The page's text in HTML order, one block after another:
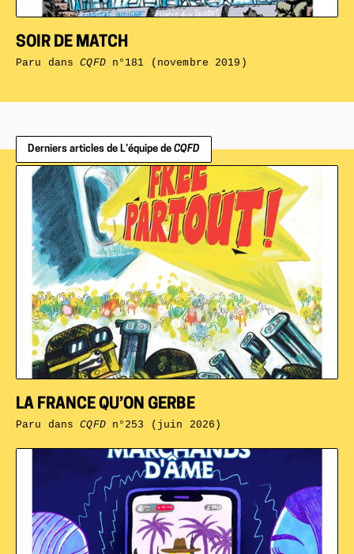
SOIR DE MATCH
Paru dansCQFDn°181 (novembre 2019)
Derniers articles de L’équipe de CQFD
LA FRANCE QU’ON GERBE
Paru dansCQFDn°253 (juin 2026)